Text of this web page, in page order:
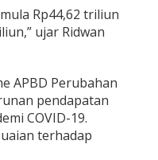
Rp44,62 triliun
ujar Ridwan
APBD Perubahan
pendapatan
COVID-19.
terhadap